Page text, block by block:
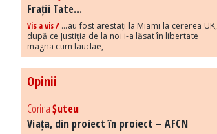
Frații Tate...
Vis a vis / ...au fost arestați la Miami la cererea UK,
după ce Justiția de la noi i-a lăsat în libertate
magna cum laudae,
Opinii
CorinaȘuteu
Viața, din proiect în proiect – AFCN